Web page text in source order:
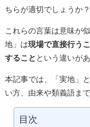
ちらが適切でしょうか？
これらの言葉は意味が
地」は現場で直接行う
すること という違いが
本記事では、「実地」
い方、由来や類義語ま
目次